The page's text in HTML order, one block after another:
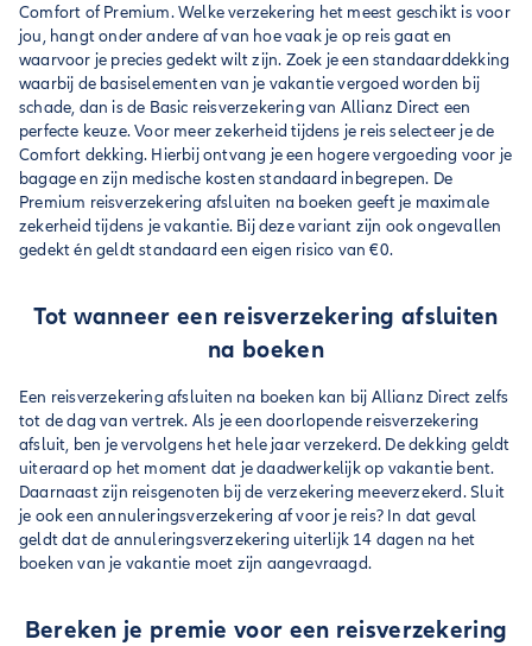
Comfort of Premium. Welke verzekering het meest geschikt is voor
jou, hangt onder andere af van hoe vaak je op reis gaat en
waarvoor je precies gedekt wilt zijn. Zoek je een standaarddekking
waarbij de basiselementen van je vakantie vergoed worden bij
schade, dan is de Basic reisverzekering van Allianz Direct een
perfecte keuze. Voor meer zekerheid tijdens je reis selecteer je de
Comfort dekking. Hierbij ontvang je een hogere vergoeding voor je
bagage en zijn medische kosten standaard inbegrepen. De
Premium reisverzekering afsluiten na boeken geeft je maximale
zekerheid tijdens je vakantie. Bij deze variant zijn ook ongevallen
gedekt én geldt standaard een eigen risico van €0.
Tot wanneer een reisverzekering afsluiten
na boeken
Een reisverzekering afsluiten na boeken kan bij Allianz Direct zelfs
tot de dag van vertrek. Als je een doorlopende reisverzekering
afsluit, ben je vervolgens het hele jaar verzekerd. De dekking geldt
uiteraard op het moment dat je daadwerkelijk op vakantie bent.
Daarnaast zijn reisgenoten bij de verzekering meeverzekerd. Sluit
je ook een annuleringsverzekering af voor je reis? In dat geval
geldt dat de annuleringsverzekering uiterlijk 14 dagen na het
boeken van je vakantie moet zijn aangevraagd.
Bereken je premie voor een reisverzekering